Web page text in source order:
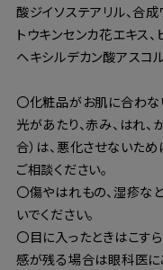
酸ジイソステアリル、合成
トウキンセンカ花エキス、
ヘキシルデカン酸アスコ
〇化粧品がお肌に合わな
光があたり、赤み、はれ
合）は、悪化させないた
ご相談ください。
〇傷やはれもの、湿疹な
いでください。
〇目に入ったときはこす
感が残る場合は眼科医に